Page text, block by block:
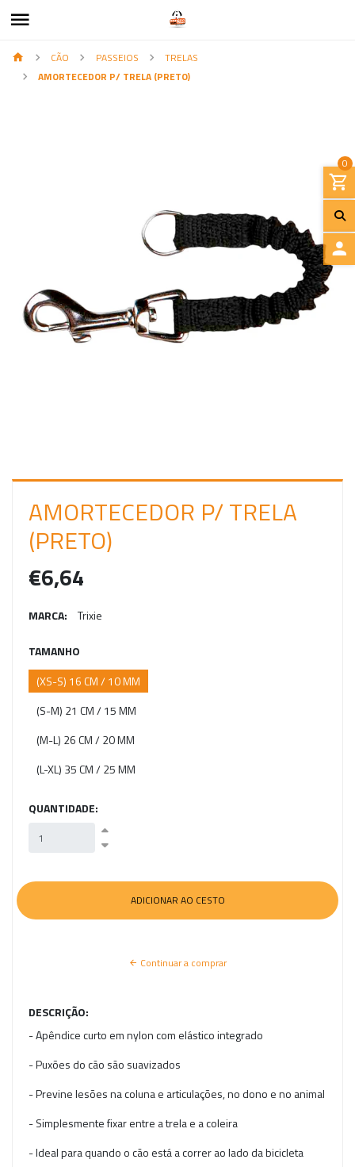
0
I
CÃO PASSEIOS
TRELAS
AMORTECEDOR P/ TRELA (PRETO)
AMORTECEDOR P/ TRELA
(PRETO)
€6,64
MARCA: Trixie
TAMANHO
(XS-S) 16 CM / 10 MM
(S-M) 21 CM / 15 MM
(M-L) 26 CM / 20 MM
(L-XL) 35 CM / 25 MM
QUANTIDADE:
Continuar a comprar
DESCRIÇÃO:
- Apêndice curto em nylon com elástico integrado
- Puxões do cão são suavizados
- Previne lesões na coluna e articulações, no dono e no animal
- Simplesmente fixar entre a trela e a coleira
- Ideal para quando o cão está a correr ao lado da bicicleta